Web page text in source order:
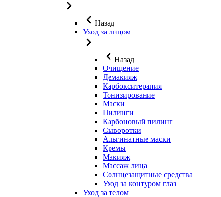
Назад
Уход за лицом
Назад
Очищение
Демакияж
Карбокситерапия
Тонизирование
Маски
Пилинги
Карбоновый пилинг
Сыворотки
Альгинатные маски
Кремы
Макияж
Массаж лица
Солнцезащитные средства
Уход за контуром глаз
Уход за телом